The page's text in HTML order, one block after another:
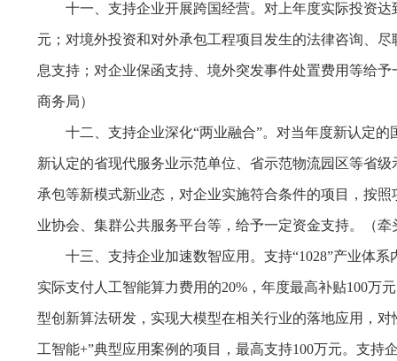
十一、支持企业开展跨国经营。对上年度实际投资
元；对境外投资和对外承包工程项目发生的法律咨询、
息支持；对企业保函支持、境外突发事件处置费用等给
商务局）
十二、支持企业深化“两业融合”。对当年度新认定
新认定的省现代服务业示范单位、省示范物流园区等省
承包等新模式新业态，对企业实施符合条件的项目，按
业协会、集群公共服务平台等，给予一定资金支持。（
十三、支持企业加速数智应用。支持“1028”产业体
实际支付人工智能算力费用的20%，年度最高补贴100万
型创新算法研发，实现大模型在相关行业的落地应用，
工智能+”典型应用案例的项目，最高支持100万元。支